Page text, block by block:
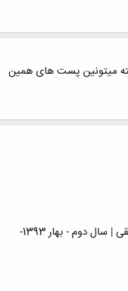
میتونین پست های همین
فصلنامه هنری نقشــــینه - ویژه نامه موسیقی | سال دوم - بهار 1393-